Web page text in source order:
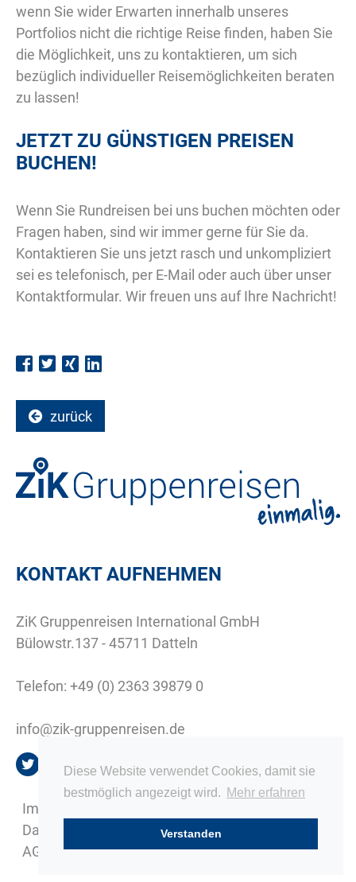
Diese Website verwendet Cookies, damit sie
bestmöglich angezeigt wird. Mehr erfahren
Verstanden
wenn Sie wider Erwarten innerhalb unseres
Portfolios nicht die richtige Reise finden, haben Sie
die Möglichkeit, uns zu kontaktieren, um sich
bezüglich individueller Reisemöglichkeiten beraten
zu lassen!
JETZT ZU GÜNSTIGEN PREISEN
BUCHEN!
Wenn Sie Rundreisen bei uns buchen möchten oder
Fragen haben, sind wir immer gerne für Sie da.
Kontaktieren Sie uns jetzt rasch und unkompliziert 
sei es telefonisch, per E-Mail oder auch über unser
Kontaktformular. Wir freuen uns auf Ihre Nachricht!
zurück
KONTAKT AUFNEHMEN
ZiK Gruppenreisen International GmbH
Bülowstr.137 - 45711 Datteln
Telefon: +49 (0) 2363 39879 0
info@zik-gruppenreisen.de
Impressum
Datenschutz
AGB